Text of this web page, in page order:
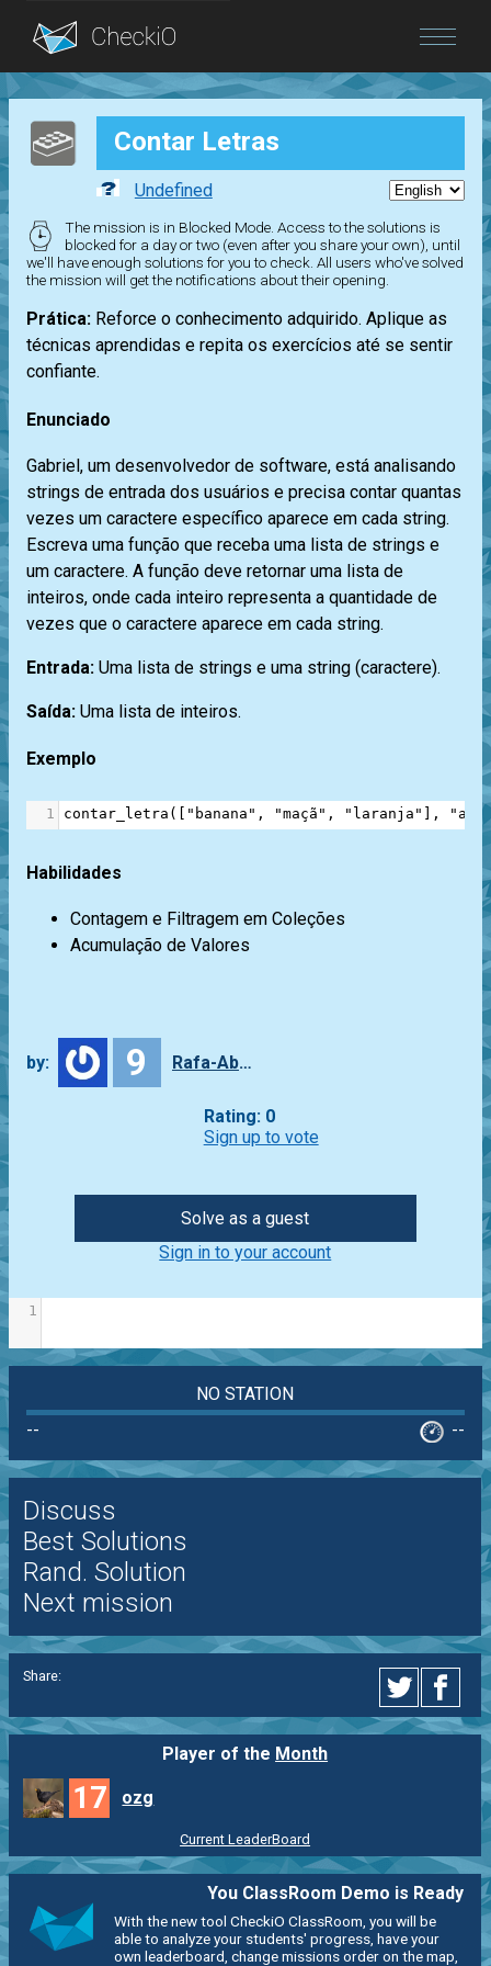
Blog
Login Contar Letras
Undefined
The mission is in Blocked Mode. Access to the solutions is
blocked for a day or two (even after you share your own), until
we'll have enough solutions for you to check. All users who've solved
the mission will get the notifications about their opening.
Prática: Reforce o conhecimento adquirido. Aplique as
técnicas aprendidas e repita os exercícios até se sentir
confiante.
Enunciado
Gabriel, um desenvolvedor de software, está analisando
strings de entrada dos usuários e precisa contar quantas
vezes um caractere específico aparece em cada string.
Escreva uma função que receba uma lista de strings e
um caractere. A função deve retornar uma lista de
inteiros, onde cada inteiro representa a quantidade de
vezes que o caractere aparece em cada string.
Entrada: Uma lista de strings e uma string (caractere).
Saída: Uma lista de inteiros.
Exemplo
1 contar_letra ([ "banana" , "maçã" , "laranja" ], "a"
Habilidades
Contagem e Filtragem em Coleções
Acumulação de Valores
by: 9 Rafa-Abbade
Rating: 0
Sign up to vote
Solve as a guest
Sign in to your account
1
NO STATION
--
--
Discuss
Best Solutions
Rand. Solution
Next mission
Share:
Player of the Month
17 ozg
Current LeaderBoard
You ClassRoom Demo is Ready
With the new tool CheckiO ClassRoom, you will be
able to analyze your students' progress, have your
own leaderboard, change missions order on the map,